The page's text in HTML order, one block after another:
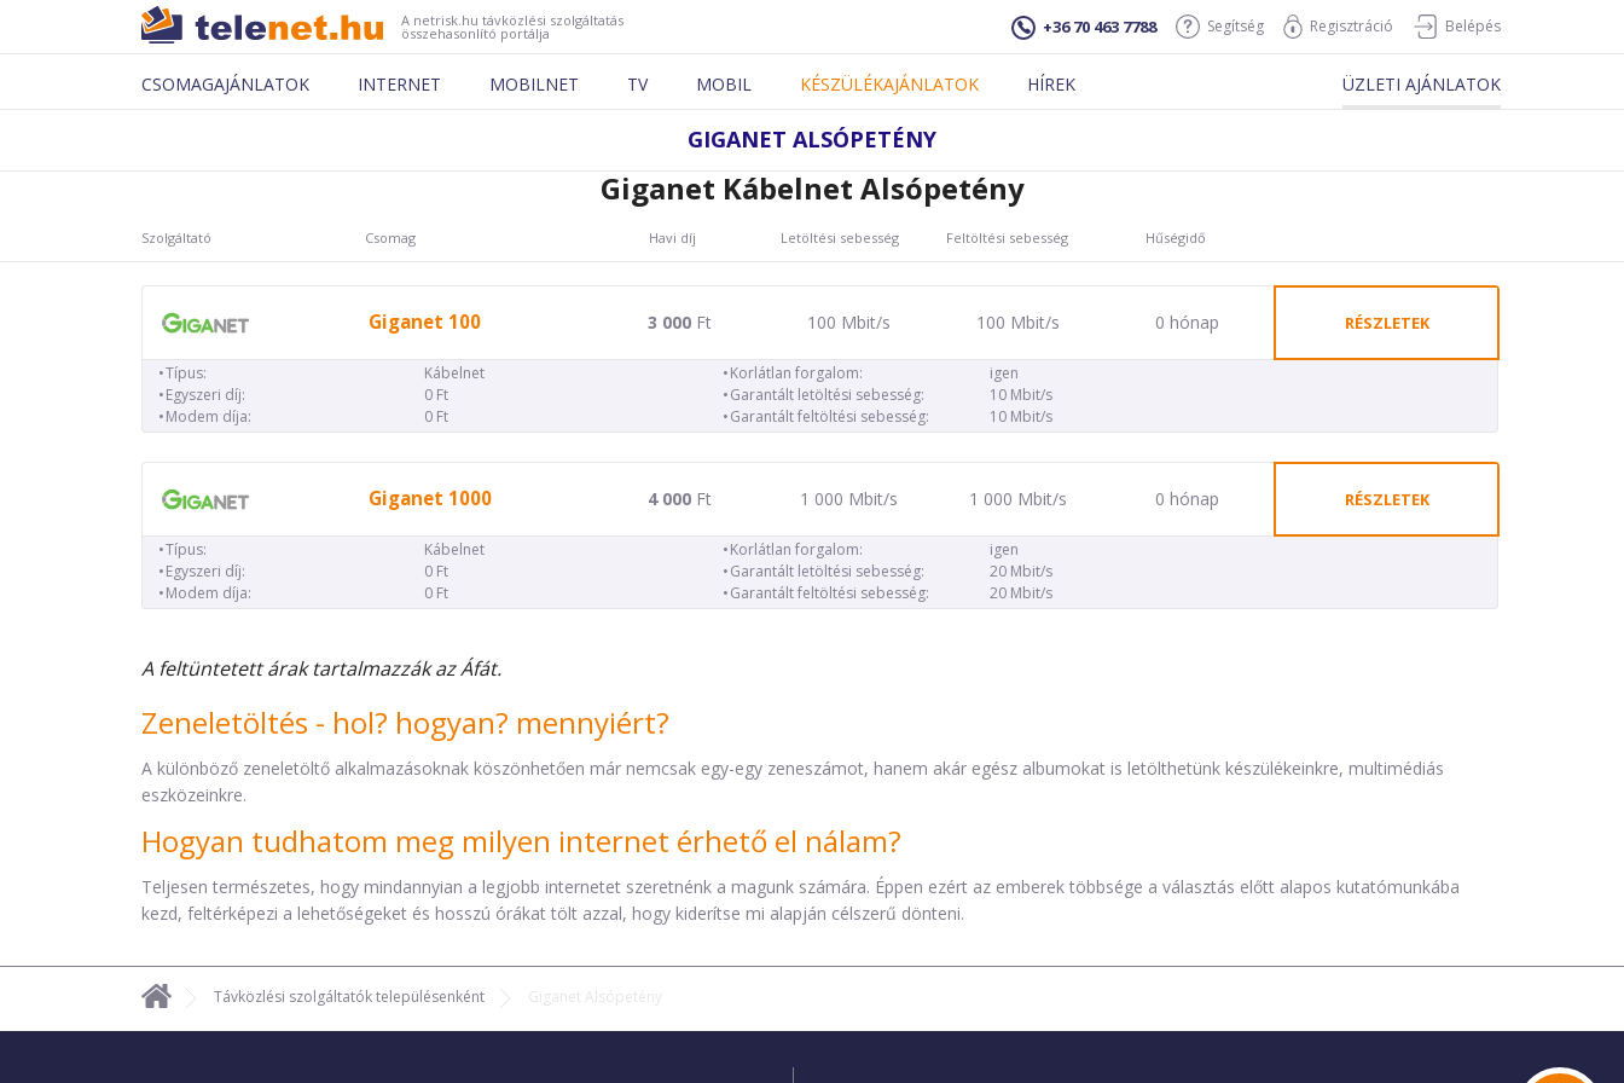
A netrisk.hu távközlési szolgáltatás
összehasonlító portálja +36 70 463 7788 Segítség Regisztráció Belépés
CSOMAGAJÁNLATOK INTERNET MOBILNET TV MOBIL KÉSZÜLÉKAJÁNLATOK HÍREK ÜZLETI AJÁNLATOK
GIGANET ALSÓPETÉNY
Giganet Kábelnet Alsópetény
Szolgáltató Csomag Havi díj Letöltési sebesség Feltöltési sebesség Hűségidő
Giganet 100 3 000Ft 100 Mbit/s 100 Mbit/s 0 hónap RÉSZLETEK
Típus:
Kábelnet
Egyszeri díj:
0 Ft
Modem díja:
0 Ft
Korlátlan forgalom:
igen
Garantált letöltési sebesség:
10 Mbit/s
Garantált feltöltési sebesség:
10 Mbit/s
Giganet 1000 4 000Ft 1 000 Mbit/s 1 000 Mbit/s 0 hónap RÉSZLETEK
Típus:
Kábelnet
Egyszeri díj:
0 Ft
Modem díja:
0 Ft
Korlátlan forgalom:
igen
Garantált letöltési sebesség:
20 Mbit/s
Garantált feltöltési sebesség:
20 Mbit/s
A feltüntetett árak tartalmazzák az Áfát.
Zeneletöltés - hol? hogyan? mennyiért?
A különböző zeneletöltő alkalmazásoknak köszönhetően már nemcsak egy-egy zeneszámot, hanem akár egész albumokat is letölthetünk készülékeinkre, multimédiás
eszközeinkre.
Hogyan tudhatom meg milyen internet érhető el nálam?
Teljesen természetes, hogy mindannyian a legjobb internetet szeretnénk a magunk számára. Éppen ezért az emberek többsége a választás előtt alapos kutatómunkába
kezd, feltérképezi a lehetőségeket és hosszú órákat tölt azzal, hogy kiderítse mi alapján célszerű dönteni.
Távközlési szolgáltatók településenként Giganet Alsópetény